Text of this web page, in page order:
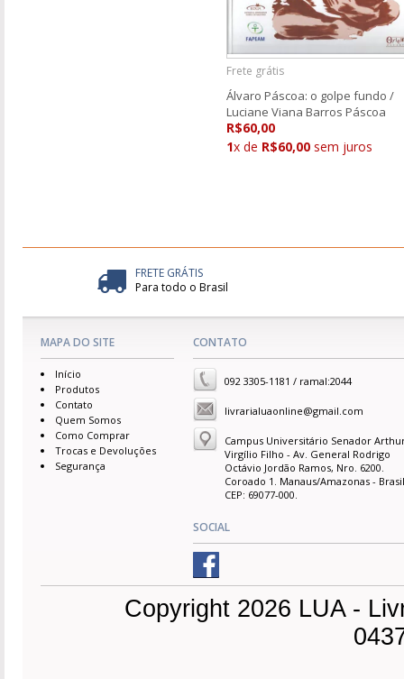
Frete grátis
Álvaro Páscoa: o golpe fundo /
Luciane Viana Barros Páscoa
R$60,00
1x de R$60,00 sem juros
FRETE GRÁTIS
Para todo o Brasil
MAPA DO SITE
Início
Produtos
Contato
Quem Somos
Como Comprar
Trocas e Devoluções
Segurança
CONTATO
092 3305-1181 / ramal:2044
livrarialuaonline@gmail.com
Campus Universitário Senador
Virgílio Filho - Av. General Rodrigo
Octávio Jordão Ramos, Nro. 6200.
Coroado 1. Manaus/Amazonas -
CEP: 69077-000.
SOCIAL
Copyright 2026 LUA -